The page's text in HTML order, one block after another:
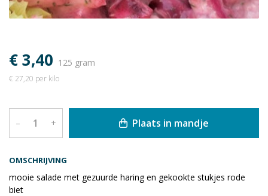
OMSCHRIJVING
mooie salade met gezuurde haring en gekookte stukjes rode
biet
€ 3,40 125 gram
€ 27,20 per kilo
– + Plaats in mandje